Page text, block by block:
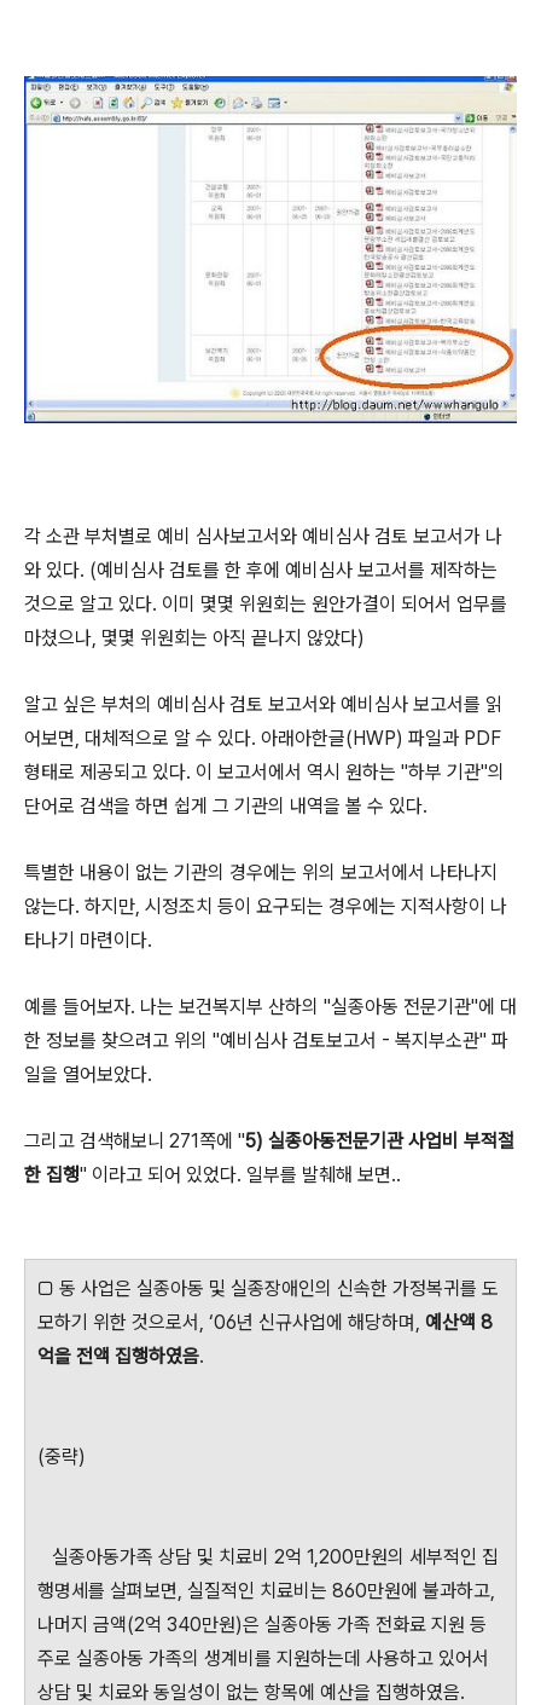
각 소관 부처별로 예비 심사보고서와 예비심사 검토 보고서가 나
와 있다. (예비심사 검토를 한 후에 예비심사 보고서를 제작하는
것으로 알고 있다. 이미 몇몇 위원회는 원안가결이 되어서 업무를
마쳤으나, 몇몇 위원회는 아직 끝나지 않았다)
알고 싶은 부처의 예비심사 검토 보고서와 예비심사 보고서를 읽
어보면, 대체적으로 알 수 있다. 아래아한글(HWP) 파일과 PDF
형태로 제공되고 있다. 이 보고서에서 역시 원하는 "하부 기관"의
단어로 검색을 하면 쉽게 그 기관의 내역을 볼 수 있다.
특별한 내용이 없는 기관의 경우에는 위의 보고서에서 나타나지
않는다. 하지만, 시정조치 등이 요구되는 경우에는 지적사항이 나
타나기 마련이다.
예를 들어보자. 나는 보건복지부 산하의 "실종아동 전문기관"에 대
한 정보를 찾으려고 위의 "예비심사 검토보고서 - 복지부소관" 파
일을 열어보았다.
그리고 검색해보니 271쪽에 "5) 실종아동전문기관 사업비 부적절
한 집행" 이라고 되어 있었다. 일부를 발췌해 보면..
□ 동 사업은 실종아동 및 실종장애인의 신속한 가정복귀를 도
모하기 위한 것으로서, ‘06년 신규사업에 해당하며, 예산액 8
억을 전액 집행하였음.
(중략)
실종아동가족 상담 및 치료비 2억 1,200만원의 세부적인 집
행명세를 살펴보면, 실질적인 치료비는 860만원에 불과하고,
나머지 금액(2억 340만원)은 실종아동 가족 전화료 지원 등
주로 실종아동 가족의 생계비를 지원하는데 사용하고 있어서
상담 및 치료와 동일성이 없는 항목에 예산을 집행하였음.